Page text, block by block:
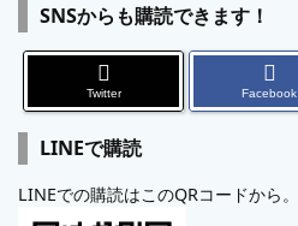
SNSからも購読できます！
Twitter Facebook
LINEで購読
LINEでの購読はこのQRコードから。